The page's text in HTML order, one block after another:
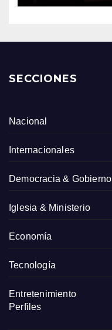
SECCIONES
Nacional
Internacionales
Democracia & Gobierno
Iglesia & Ministerio
Economía
Tecnología
Entretenimiento
Perfiles